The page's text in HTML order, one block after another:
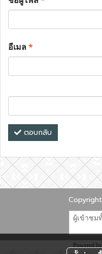
อีเมล*
ตอบกลับ
ผู้เข้าชม
Powered by